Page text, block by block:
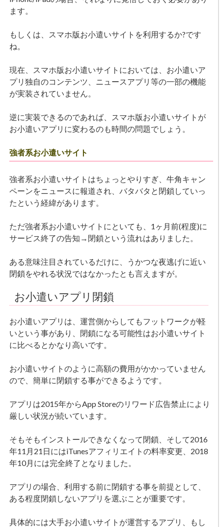
ます。
もしくは、スマホ版お小遣いサイトを利用するか?です
ね。
現在、スマホ版お小遣いサイトにおいては、お小遣いア
プリ独自のコンテンツ、ニュースアプリ等の一部の機能
が実装されていません。
逆に実装できるのであれば、スマホ版お小遣いサイトが
お小遣いアプリに変わるのも時間の問題でしょう。
強者系お小遣いサイト
強者系お小遣いサイトはちょっとやりすぎ、牛角キャン
ペーンをニュースに報道され、バタバタと閉鎖していっ
たという経緯があります。
ただ強者系お小遣いサイトにといても、1ヶ月前(程度)に
サービス終了の告知→閉鎖という流れはありました。
ある意味注目されているだけに、うかつな夜逃げに近い
閉鎖をやれる状況ではなかったとも言えますが。
お小遣いアプリ閉鎖
お小遣いアプリは、運営側からしてもフットワークが軽
いという事があり、閉鎖になる可能性はお小遣いサイト
に比べるとかなり高いです。
お小遣いサイトのように高額の費用がかかっていません
ので、簡単に閉鎖する事ができるようです。
アプリは2015年からApp Storeのリワード広告禁止により
厳しい状況が続いています。
そもそもインストールできなくなって閉鎖、そして2016
年11月21日にはiTunesアフィリエイトの料率変更、2018
年10月には完全終了となりました。
アプリの場合、利用する前に閉鎖する事を前提として、
ある程度閉鎖しないアプリを選ぶことが重要です。
具体的には大手お小遣いサイトが運営するアプリ、もし